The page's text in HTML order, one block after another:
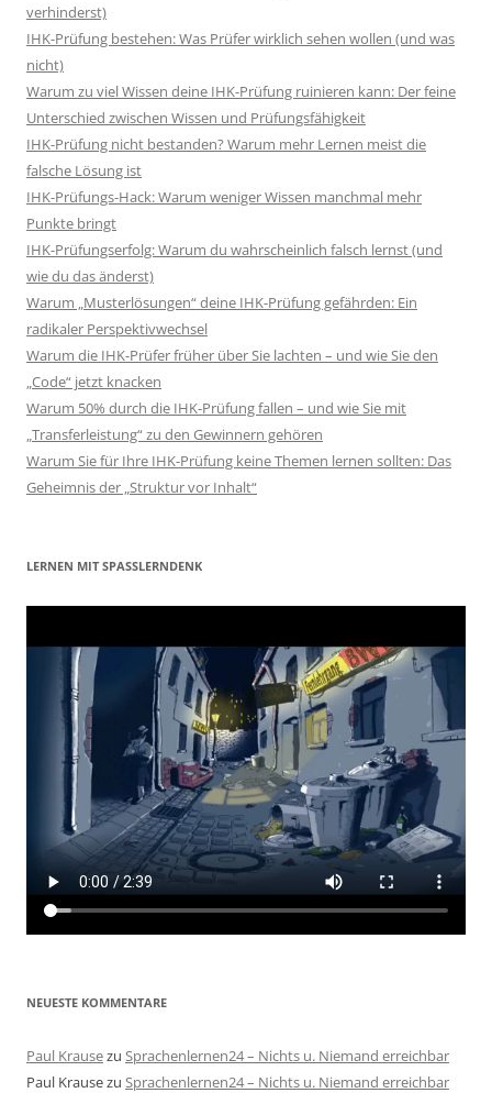
verhinderst)
IHK-Prüfung bestehen: Was Prüfer wirklich sehen wollen (und was
nicht)
Warum zu viel Wissen deine IHK-Prüfung ruinieren kann: Der feine
Unterschied zwischen Wissen und Prüfungsfähigkeit
IHK-Prüfung nicht bestanden? Warum mehr Lernen meist die
falsche Lösung ist
IHK-Prüfungs-Hack: Warum weniger Wissen manchmal mehr
Punkte bringt
IHK-Prüfungserfolg: Warum du wahrscheinlich falsch lernst (und
wie du das änderst)
Warum „Musterlösungen“ deine IHK-Prüfung gefährden: Ein
radikaler Perspektivwechsel
Warum die IHK-Prüfer früher über Sie lachten – und wie Sie den
„Code“ jetzt knacken
Warum 50% durch die IHK-Prüfung fallen – und wie Sie mit
„Transferleistung“ zu den Gewinnern gehören
Warum Sie für Ihre IHK-Prüfung keine Themen lernen sollten: Das
Geheimnis der „Struktur vor Inhalt“
LERNEN MIT SPASSLERNDENK
NEUESTE KOMMENTARE
Paul Krausezu Sprachenlernen24 – Nichts u. Niemand erreichbar
Paul Krausezu Sprachenlernen24 – Nichts u. Niemand erreichbar